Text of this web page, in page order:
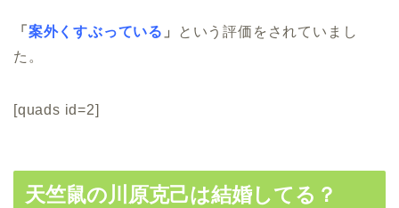
「 案外くすぶっている 」
という評価をされていまし
た。
[quads id=2]
天竺鼠の川原克己は結婚してる？